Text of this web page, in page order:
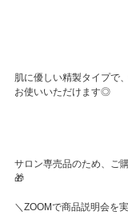
肌に優しい精製タイプで
お使いいただけます◎
サロン専売品のため、ご
🎁
＼ZOOMで商品説明会を